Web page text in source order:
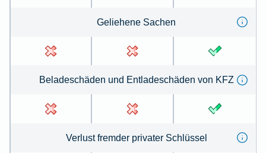
Geliehene Sachen
Beladeschäden und Entladeschäden von KFZ
Verlust fremder privater Schlüssel